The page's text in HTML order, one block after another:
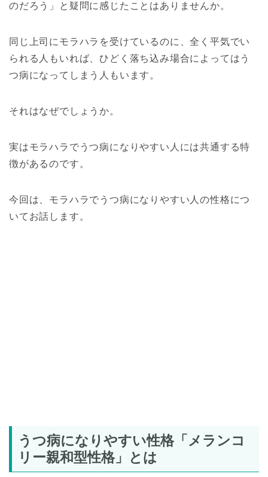
のだろう」と疑問に感じたことはありませんか。
同じ上司にモラハラを受けているのに、全く平気でい
られる人もいれば、ひどく落ち込み場合によってはう
つ病になってしまう人もいます。
それはなぜでしょうか。
実はモラハラでうつ病になりやすい人には共通する特
徴があるのです。
今回は、モラハラでうつ病になりやすい人の性格につ
いてお話します。
うつ病になりやすい性格「メランコ
リー親和型性格」とは